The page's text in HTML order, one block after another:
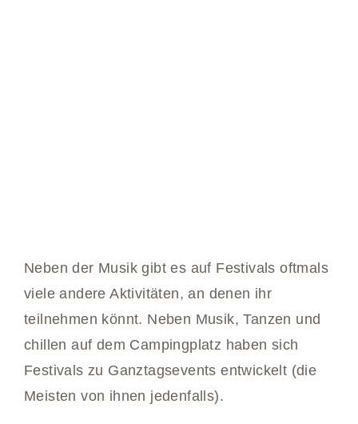
Neben der Musik gibt es auf Festivals oftmals
viele andere Aktivitäten, an denen ihr
teilnehmen könnt. Neben Musik, Tanzen und
chillen auf dem Campingplatz haben sich
Festivals zu Ganztagsevents entwickelt (die
Meisten von ihnen jedenfalls).